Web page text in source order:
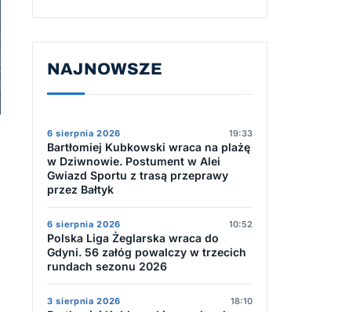
NAJNOWSZE
6 sierpnia 2026 19:33
Bartłomiej Kubkowski wraca na plażę
w Dziwnowie. Postument w Alei
Gwiazd Sportu z trasą przeprawy
przez Bałtyk
6 sierpnia 2026 10:52
Polska Liga Żeglarska wraca do
Gdyni. 56 załóg powalczy w trzecich
rundach sezonu 2026
3 sierpnia 2026 18:10